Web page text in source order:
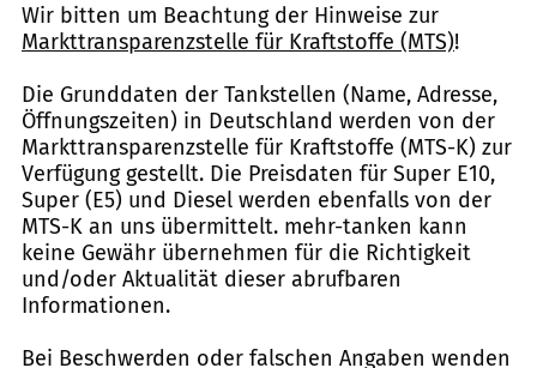
Wir bitten um Beachtung der Hinweise zur
Markttransparenzstelle für Kraftstoffe (MTS)!
Die Grunddaten der Tankstellen (Name, Adresse,
Öffnungszeiten) in Deutschland werden von der
Markttransparenzstelle für Kraftstoffe (MTS-K) zur
Verfügung gestellt. Die Preisdaten für Super E10,
Super (E5) und Diesel werden ebenfalls von der
MTS-K an uns übermittelt. mehr-tanken kann
keine Gewähr übernehmen für die Richtigkeit
und/oder Aktualität dieser abrufbaren
Informationen.
Bei Beschwerden oder falschen Angaben wenden